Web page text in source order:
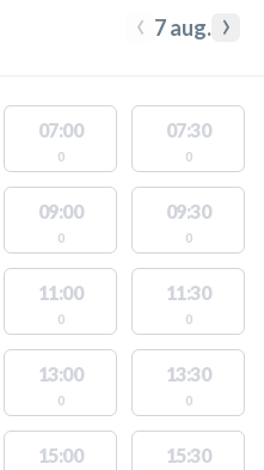
‹ 7 aug. ›
07:00
0
07:30
0
09:00
0
09:30
0
11:00
0
11:30
0
13:00
0
13:30
0
15:00 15:30